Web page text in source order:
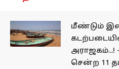
மீண்டும்
அராஜகம்...!
சென்ற 11